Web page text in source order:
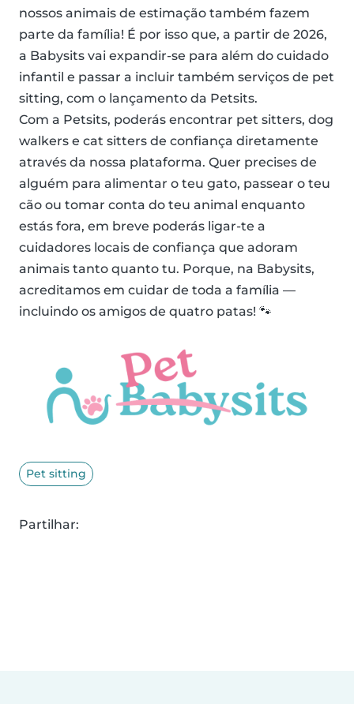
nossos animais de estimação também fazem
parte da família! É por isso que, a partir de 2026,
a Babysits vai expandir-se para além do cuidado
infantil e passar a incluir também serviços de pet
sitting, com o lançamento da Petsits.
Com a Petsits, poderás encontrar pet sitters, dog
walkers e cat sitters de confiança diretamente
através da nossa plataforma. Quer precises de
alguém para alimentar o teu gato, passear o teu
cão ou tomar conta do teu animal enquanto
estás fora, em breve poderás ligar-te a
cuidadores locais de confiança que adoram
animais tanto quanto tu. Porque, na Babysits,
acreditamos em cuidar de toda a família —
incluindo os amigos de quatro patas! 🐾
Pet sitting
Partilhar: